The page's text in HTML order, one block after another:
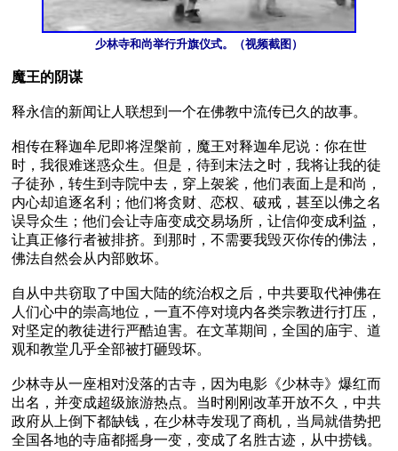
少林寺和尚举行升旗仪式。（视频截图）
魔王的阴谋
释永信的新闻让人联想到一个在佛教中流传已久的故事。
相传在释迦牟尼即将涅槃前，魔王对释迦牟尼说：你在世
时，我很难迷惑众生。但是，待到末法之时，我将让我的徒
子徒孙，转生到寺院中去，穿上袈裟，他们表面上是和尚，
内心却追逐名利；他们将贪财、恋权、破戒，甚至以佛之名
误导众生；他们会让寺庙变成交易场所，让信仰变成利益，
让真正修行者被排挤。到那时，不需要我毁灭你传的佛法，
佛法自然会从内部败坏。
自从中共窃取了中国大陆的统治权之后，中共要取代神佛在
人们心中的崇高地位，一直不停对境内各类宗教进行打压，
对坚定的教徒进行严酷迫害。在文革期间，全国的庙宇、道
观和教堂几乎全部被打砸毁坏。
少林寺从一座相对没落的古寺，因为电影《少林寺》爆红而
出名，并变成超级旅游热点。当时刚刚改革开放不久，中共
政府从上倒下都缺钱，在少林寺发现了商机，当局就借势把
全国各地的寺庙都摇身一变，变成了名胜古迹，从中捞钱。